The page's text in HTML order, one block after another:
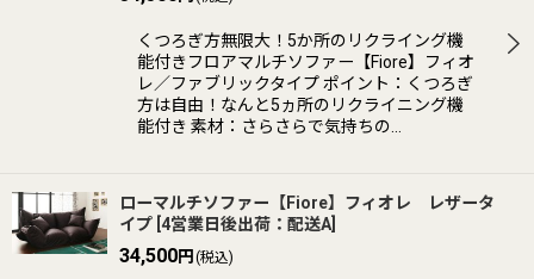
くつろぎ方無限大！5か所のリクライング機
能付きフロアマルチソファー【Fiore】フィオ
レ／ファブリックタイプ ポイント：くつろぎ
方は自由！なんと5ヵ所のリクライニング機
能付き 素材：さらさらで気持ちの…
ローマルチソファー【Fiore】フィオレ レザータ
イプ 4営業日後出荷：配送A
34,500円 (税込)